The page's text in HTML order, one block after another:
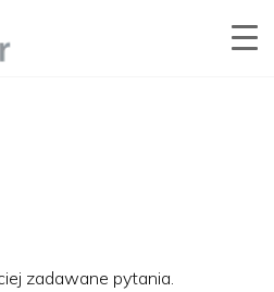
zadawane pytania.